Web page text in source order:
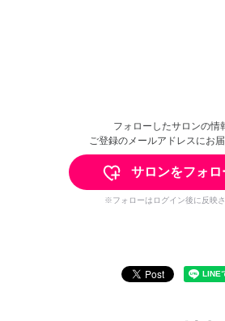
フォローしたサロンの情
ご登録のメールアドレスにお届
サロンをフォロ
※フォローはログイン後に反映さ